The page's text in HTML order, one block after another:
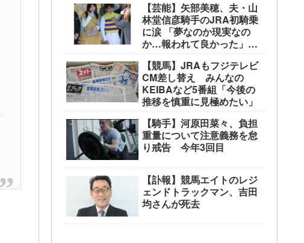
【芸能】矢部美穂、夫・山
林堂信彦騎手のJRA初騎乗
に涙 「夢なのか現実なの
か…報われて良かった」
【競馬】JRAもフジテレビ
CM差し替え みんなの
KEIBAなど5番組「今後の
推移を慎重に見極めたい」
【騎手】河原田菜々、負担
重量について注意義務を怠
り戒告 今年3回目
【訃報】競馬エイトのレジ
ェンドトラックマン、吉田
均さんが死去